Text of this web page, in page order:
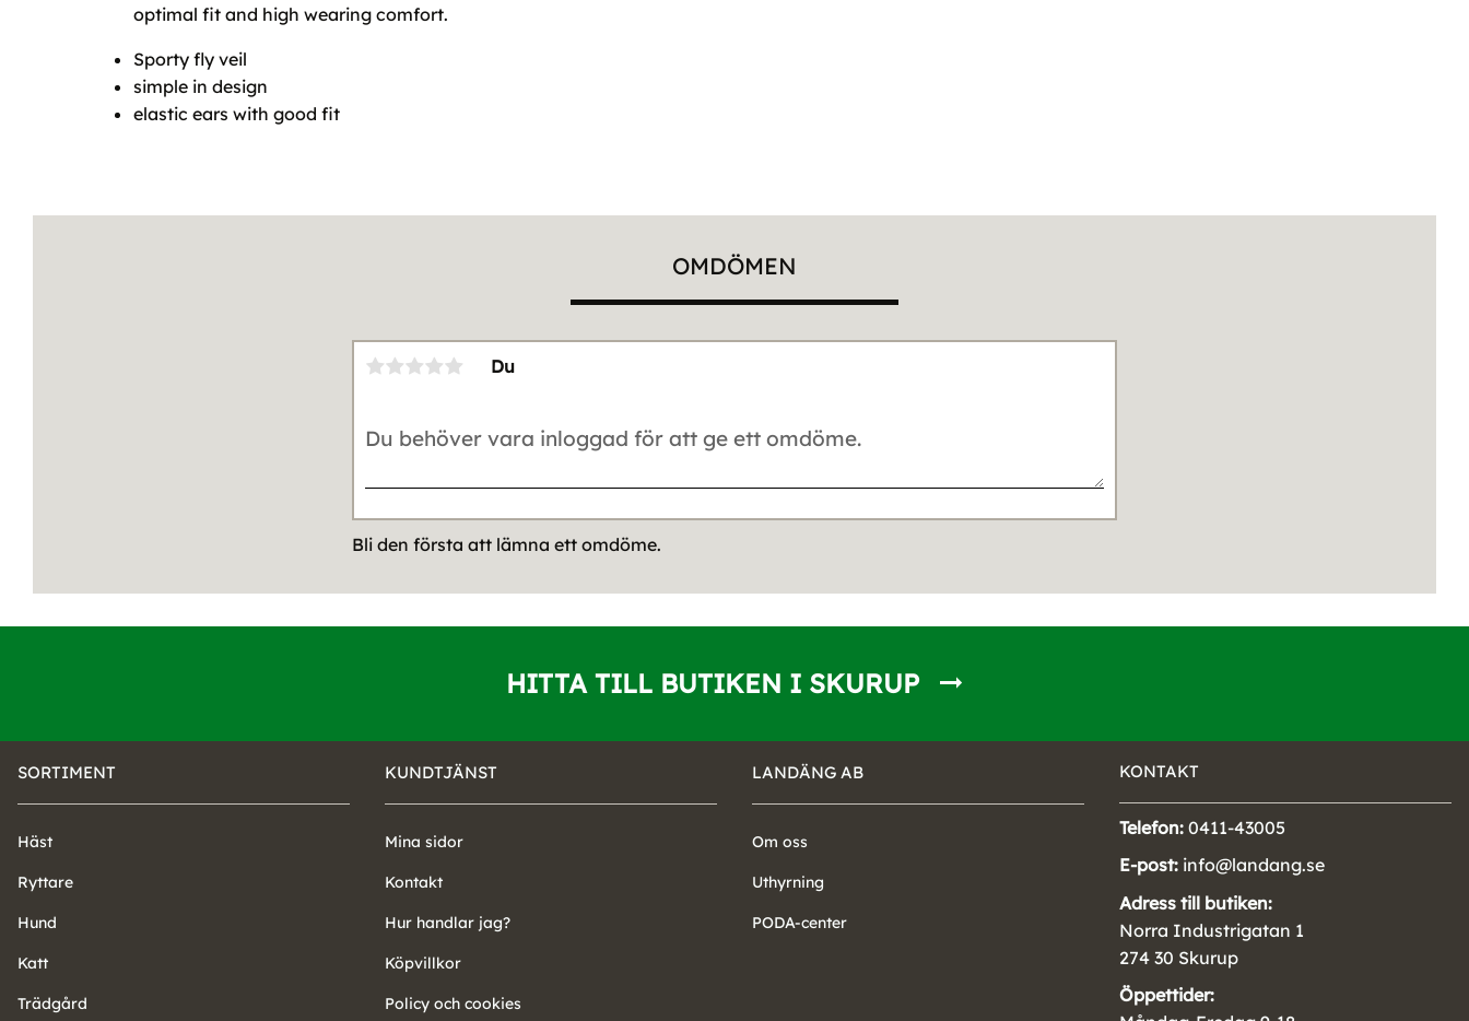
optimal fit and high wearing comfort.
Sporty fly veil
simple in design
elastic ears with good fit
OMDÖMEN
Du
Bli den första att lämna ett omdöme.
HITTA TILL BUTIKEN I SKURUP
SORTIMENT
Häst
Ryttare
Hund
Katt
Trädgård
KUNDTJÄNST
Mina sidor
Kontakt
Hur handlar jag?
Köpvillkor
Policy och cookies
LANDÄNG AB
Om oss
Uthyrning
PODA-center
KONTAKT
Telefon: 0411-43005
E-post: info@landang.se
Adress till butiken:
Norra Industrigatan 1
274 30 Skurup
Öppettider: